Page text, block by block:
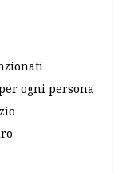
ogni persona